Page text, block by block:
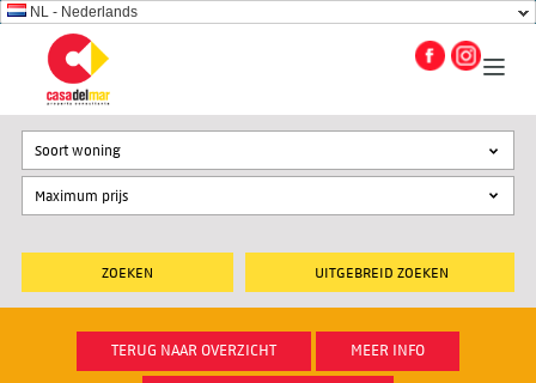
NL - Nederlands
UITGEBREID ZOEKEN
Soort woning
TERUG NAAR OVERZICHT MEER INFO